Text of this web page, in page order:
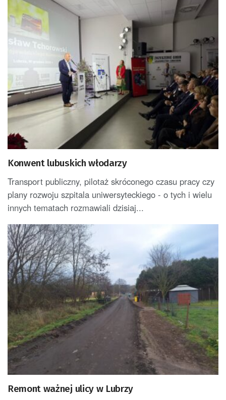
Konwent lubuskich włodarzy
Transport publiczny, pilotaż skróconego czasu pracy czy
plany rozwoju szpitala uniwersyteckiego - o tych i wielu
innych tematach rozmawiali dzisiaj...
Remont ważnej ulicy w Lubrzy